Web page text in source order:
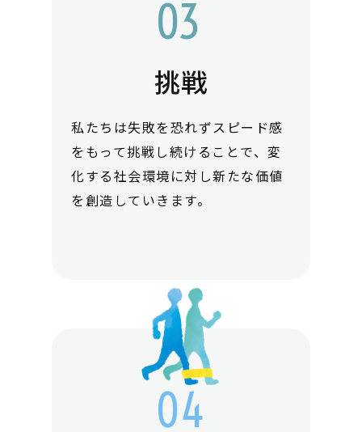
挑戦
私たちは失敗を恐れずスピード感
をもって挑戦し続けることで、変
化する社会環境に対し新たな価値
を創造していきます。